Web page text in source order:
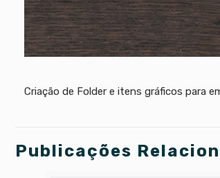
Criação de Folder e itens gráficos para
Publicações